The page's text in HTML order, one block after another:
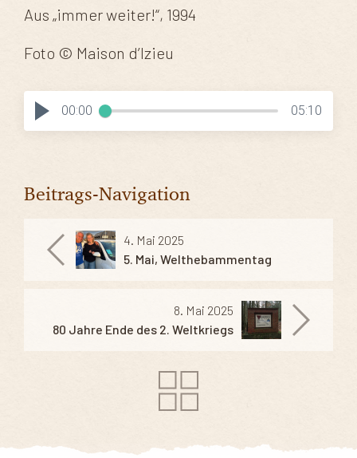
Aus „immer weiter!“, 1994
Foto © Maison d’Izieu
00:00 05:10
Beitrags-Navigation
4. Mai 2025
5. Mai, Welthebammentag
8. Mai 2025
80 Jahre Ende des 2. Weltkriegs